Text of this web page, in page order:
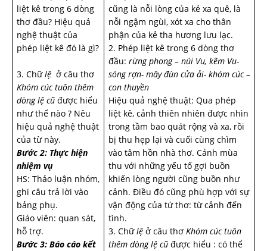
liệt kê trong 6 dòng
thơ đầu? Hiệu quả
nghệ thuật của
phép liệt kê đó là gì?
3. Chữlệ ở câu thơ
Khóm cúc tuôn thêm
dòng lệ cũ được hiểu
như thế nào ? Nêu
hiệu quả nghệ thuật
của từ này.
Bước 2: Thực hiện
nhiệm vụ
HS: Thảo luận nhóm,
ghi câu trả lời vào
bảng phụ.
Giáo viên: quan sát,
hỗ trợ.
Bước 3: Báo cáo kết
cũng là nỗi lòng của kẻ xa quê, là
nỗi ngậm ngùi, xót xa cho thân
phận của kẻ tha hương lưu lạc.
2. Phép liệt kê trong 6 dòng thơ
đầu: rừng phong – núi Vu, kẽm Vu-
sóng rợn- mây đùn cửa ải- khóm cúc –
con thuyền
Hiệu quả nghệ thuật: Qua phép
liệt kê, cảnh thiên nhiên được nhìn
trong tầm bao quát rộng và xa, rồi
bị thu hẹp lại và cuối cùng chìm
vào tâm hồn nhà thơ. Cảnh mùa
thu với những yếu tố gợi buồn
khiến lòng người cũng buồn như
cảnh. Điều đó cũng phù hợp với sự
vận động của tứ thơ: từ cảnh đến
tình.
3. Chữlệ ở câu thơ Khóm cúc tuôn
thêm dòng lệ cũ được hiểu : có thể